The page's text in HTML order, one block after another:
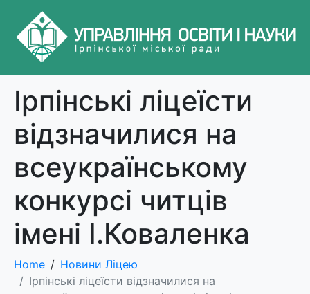
Ірпінські ліцеїсти
відзначилися на
всеукраїнському
конкурсі читців
імені І.Коваленка
Home
Новини Ліцею
Ірпінські ліцеїсти відзначилися на